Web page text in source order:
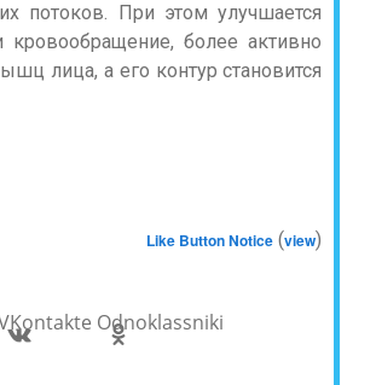
потоков. При этом улучшается
более активно
лица, а его контур становится
Like Button Notice (view)
Odnoklassniki